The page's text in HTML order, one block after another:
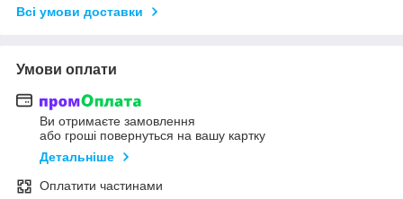
Всі умови доставки
Умови оплати
Ви отримаєте замовлення
або гроші повернуться на вашу картку
Детальніше
Оплатити частинами